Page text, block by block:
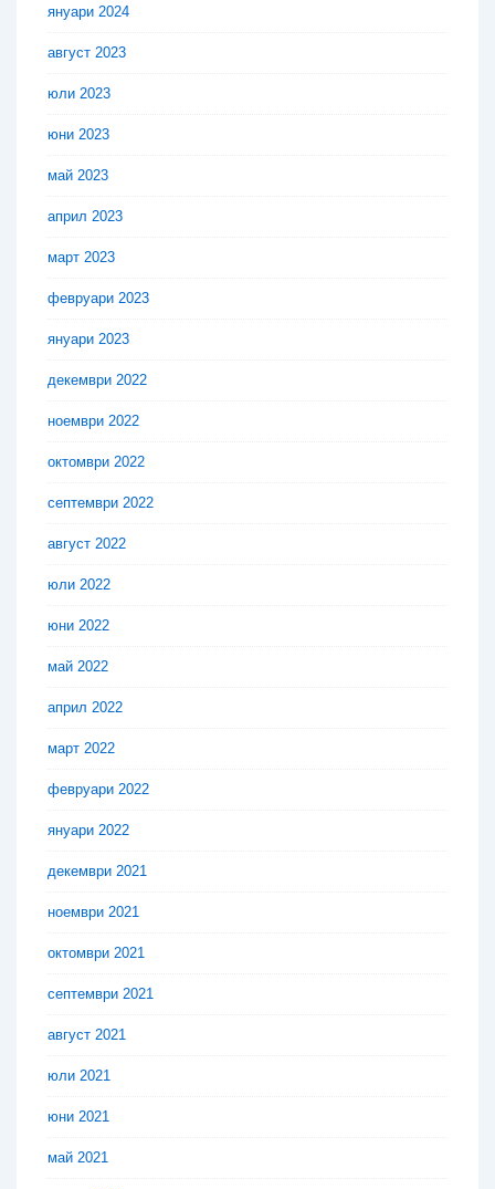
януари 2024
август 2023
юли 2023
юни 2023
май 2023
април 2023
март 2023
февруари 2023
януари 2023
декември 2022
ноември 2022
октомври 2022
септември 2022
август 2022
юли 2022
юни 2022
май 2022
април 2022
март 2022
февруари 2022
януари 2022
декември 2021
ноември 2021
октомври 2021
септември 2021
август 2021
юли 2021
юни 2021
май 2021